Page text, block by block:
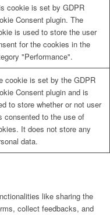
cookie is set by GDPR
Consent plugin. The
is used to store the user
for the cookies in the
"Performance".
cookie is set by the GDPR
Consent plugin and is
to store whether or not user
consented to the use of
It does not store any
data.
like sharing the
collect feedbacks, and